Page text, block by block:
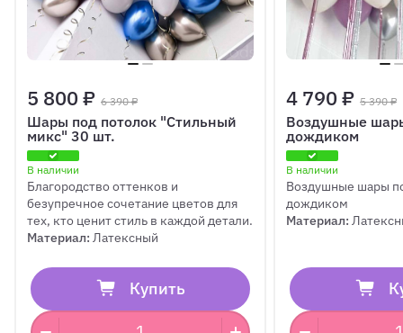
5 800 ₽ 6 390 ₽
Шары под потолок "Стильный
микс" 30 шт.
В наличии
Благородство оттенков и
безупречное сочетание цветов для
тех, кто ценит стиль в каждой детали.
Материал: Латексный
Купить
4 790 ₽ 5 390 ₽
Воздушные
дождиком
В наличии
Воздушные шары
дождиком
Материал: